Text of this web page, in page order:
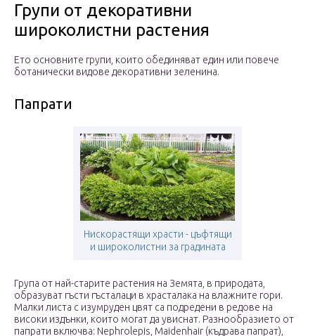
Групи от декоративни
широколистни растения
Ето основните групи, които обединяват един или повече
ботанически видове декоративни зеленина.
Папрати
Нискорастящи храсти - цъфтящи
и широколистни за градината
Група от най-старите растения на Земята, в природата,
образуват гъсти гъсталаци в храсталака на влажните гори.
Малки листа с изумруден цвят са подредени в редове на
високи издънки, които могат да увиснат. Разнообразието от
папрати включва: Nephrolepis, Maidenhair (къдрава папрат),